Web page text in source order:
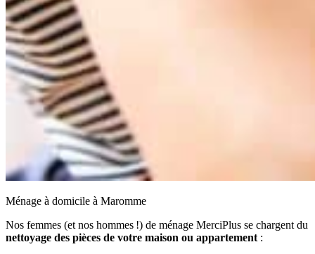
Ménage à domicile à Maromme
Nos femmes (et nos hommes !) de ménage MerciPlus se chargent du
nettoyage des pièces de votre maison ou appartement :